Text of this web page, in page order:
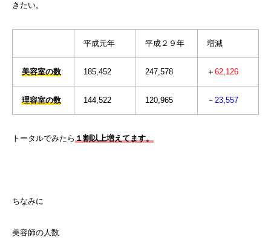
きたい。
平成元年 平成２９年 増減
美容室の数 185,452 247,578 ＋ 62,126
理容室の数 144,522 120,965 － 23,557
トータルでみたら１割以上増えてます。
ちなみに
美容師の人数